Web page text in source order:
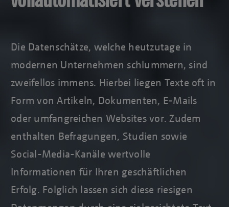
Die Datenschätze, welche heutzutage in
modernen Unternehmen schlummern, sind
zweifellos immens. Hierbei liegen Texte oft in
Form von Artikeln, Dokumenten, E-Mails
oder umfangreichen Websites vor. Zudem
enthalten Befragungen, Studien sowie
Social-Media-Kanäle wertvolle
Informationen für Ihren geschäftlichen
Erfolg. Folglich lassen sich diese riesigen